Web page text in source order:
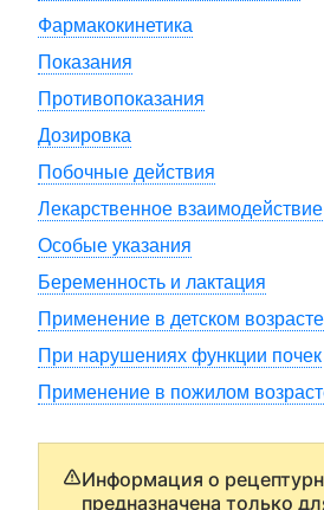
Фармакокинетика
Показания
Противопоказания
Дозировка
Побочные действия
Лекарственное взаимодействие
Особые указания
Беременность и лактация
Применение в детском возрасте
При нарушениях функции почек
Применение в пожилом
Информация о
предназначена только